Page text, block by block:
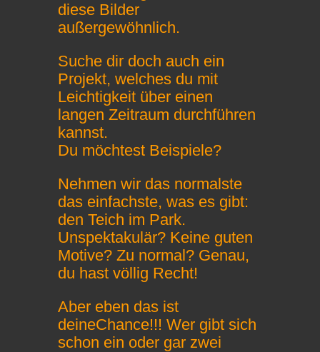
diese Bilder
außergewöhnlich.
Suche dir doch auch ein
Projekt, welches du mit
Leichtigkeit über einen
langen Zeitraum durchführen
kannst.
Du möchtest Beispiele?
Nehmen wir das normalste
das einfachste, was es gibt:
den Teich im Park.
Unspektakulär? Keine guten
Motive? Zu normal? Genau,
du hast völlig Recht!
Aber eben das ist
deineChance!!! Wer gibt sich
schon ein oder gar zwei